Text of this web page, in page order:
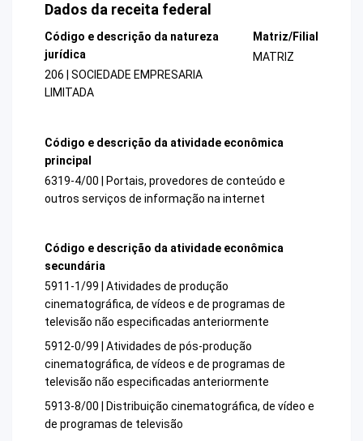
Dados da receita federal
Código e descrição da natureza
jurídica
206 | SOCIEDADE EMPRESARIA
LIMITADA
Matriz/Filial
MATRIZ
Código e descrição da atividade econômica
principal
6319-4/00 | Portais, provedores de conteúdo e
outros serviços de informação na internet
Código e descrição da atividade econômica
secundária
5911-1/99 | Atividades de produção
cinematográfica, de vídeos e de programas de
televisão não especificadas anteriormente
5912-0/99 | Atividades de pós-produção
cinematográfica, de vídeos e de programas de
televisão não especificadas anteriormente
5913-8/00 | Distribuição cinematográfica, de vídeo e
de programas de televisão